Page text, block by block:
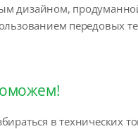
дизайном,
передовых
в технических